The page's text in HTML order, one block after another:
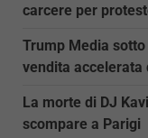
carcere per
Trump Media
vendita accelerata
La morte di DJ
scompare a Parigi